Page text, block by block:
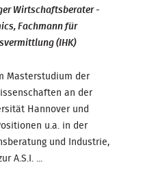
Wirtschaftsberater -
Fachmann für
(IHK)
Masterstudium der
an der
Hannover und
u.a. in der
und Industrie,
A.S.I. ...